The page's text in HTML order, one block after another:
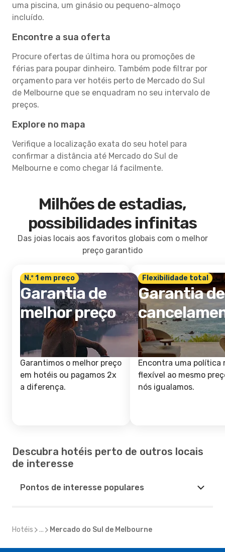
uma piscina, um ginásio ou pequeno-almoço
incluído.
Encontre a sua oferta
Procure ofertas de última hora ou promoções de
férias para poupar dinheiro. Também pode filtrar por
orçamento para ver hotéis perto de Mercado do Sul
de Melbourne que se enquadram no seu intervalo de
preços.
Explore no mapa
Verifique a localização exata do seu hotel para
confirmar a distância até Mercado do Sul de
Melbourne e como chegar lá facilmente.
Milhões de estadias,
possibilidades infinitas
Das joias locais aos favoritos globais com o melhor
preço garantido
N.º 1 em preço
Garantia de
melhor preço
Garantimos o melhor preço
em hotéis ou pagamos 2x
a diferença.
Flexibilidade total
Garantia de
Encontra uma política
flexível ao mesmo
nós igualamos.
Descubra hotéis perto de outros locais
de interesse
Pontos de interesse populares
Hotéis ... Mercado do Sul de Melbourne